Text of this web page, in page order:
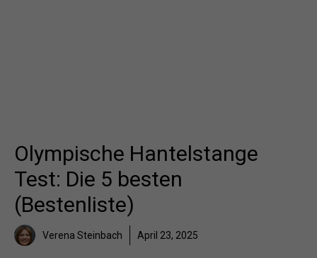
Olympische Hantelstange
Test: Die 5 besten
(Bestenliste)
Verena Steinbach April 23, 2025